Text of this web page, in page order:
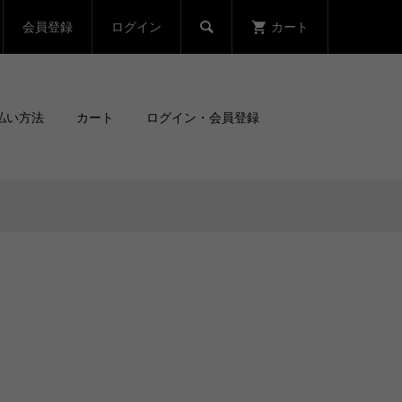
会員登録 ログイン  カート
い方法 カート ログイン・会員登録